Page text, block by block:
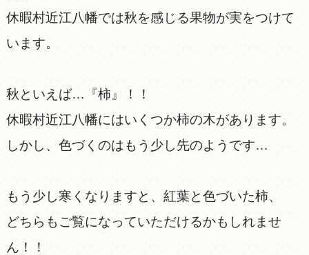
休暇村近江八幡では秋を感じる果物が実をつけて
います。
秋といえば…『柿』！！
休暇村近江八幡にはいくつか柿の木があります。
しかし、色づくのはもう少し先のようです…
もう少し寒くなりますと、紅葉と色づいた柿、
どちらもご覧になっていただけるかもしれませ
ん！！